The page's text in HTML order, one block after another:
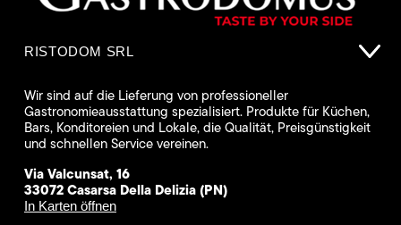
RISTODOM SRL
Wir sind auf die Lieferung von professioneller
Gastronomieausstattung spezialisiert. Produkte für Küchen,
Bars, Konditoreien und Lokale, die Qualität, Preisgünstigkeit
und schnellen Service vereinen.
Via Valcunsat, 16
33072 Casarsa Della Delizia (PN)
In Karten öffnen